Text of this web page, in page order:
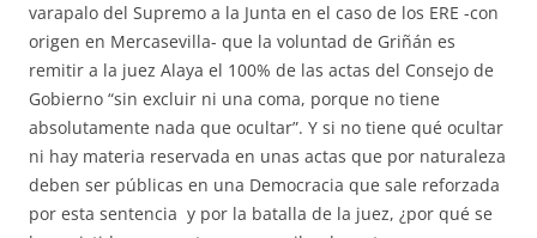
varapalo del Supremo a la Junta en el caso de los ERE -con
origen en Mercasevilla- que la voluntad de Griñán es
remitir a la juez Alaya el 100% de las actas del Consejo de
Gobierno “sin excluir ni una coma, porque no tiene
absolutamente nada que ocultar”. Y si no tiene qué ocultar
ni hay materia reservada en unas actas que por naturaleza
deben ser públicas en una Democracia que sale reforzada
por esta sentencia y por la batalla de la juez, ¿por qué se